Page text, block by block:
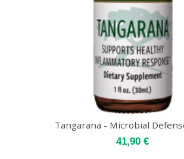
Tangarana - Microbial
41,90 €